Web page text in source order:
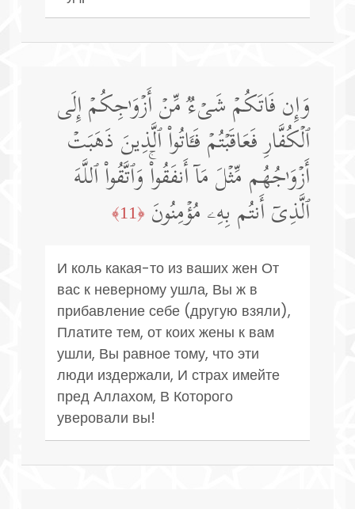
وَإِن فَاتَكُمۡ شَیۡءࣱ مِّنۡ أَزۡوَ ٰ⁠جِكُمۡ إِلَى
ٱلۡكُفَّارِ فَعَاقَبۡتُمۡ فَـَٔاتُوا۟ ٱلَّذِینَ ذَهَبَتۡ
أَزۡوَ ٰ⁠جُهُم مِّثۡلَ مَاۤ أَنفَقُوا۟ۚ وَٱتَّقُوا۟ ٱللَّهَ
ٱلَّذِیۤ أَنتُم بِهِۦ مُؤۡمِنُونَ ﴿11﴾
И коль какая-то из ваших жен От
вас к неверному ушла, Вы ж в
прибавление себе (другую взяли),
Платите тем, от коих жены к вам
ушли, Вы равное тому, что эти
люди издержали, И страх имейте
пред Аллахом, В Которого
уверовали вы!